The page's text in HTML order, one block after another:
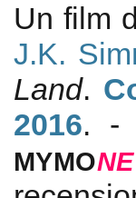
Un film
J.K.
Land.
2016. -
MYMONE